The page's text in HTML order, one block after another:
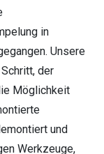
in
Unsere
der
Möglichkeit
und
Werkzeuge,